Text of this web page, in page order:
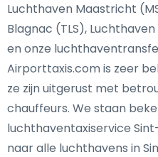
Luchthaven Maastricht
Blagnac (TLS),
en onze
Airporttaxis.com is zeer
ze zijn uitgerust met
chauffeurs. We staan
luchthaventaxiservice
naar alle luchthavens in